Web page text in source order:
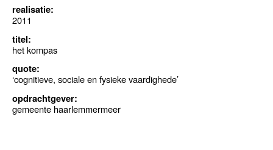
realisatie:
2011
titel:
het kompas
quote:
‘cognitieve, sociale en fysieke vaardighede’
opdrachtgever:
gemeente haarlemmermeer